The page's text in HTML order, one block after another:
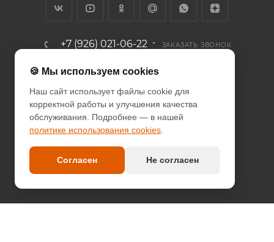
+7 (926) 021-06-22 ЗАКАЗАТЬ ЗВОНОК
info@diodcity.ru
г. Москва, Союзный проспект, д.
14/9, метро Новогиреево
ПОЛИТИКА КОНФИДЕНЦИАЛЬНОСТИ
ПОЛИТИКА COOKIES
ДОГОВОР-ОФЕРТА
🍪 Мы используем cookies
Наш сайт использует файлы cookie для
корректной работы и улучшения качества
обслуживания. Подробнее — в нашей
политике использования cookies
Согласен Не согласен